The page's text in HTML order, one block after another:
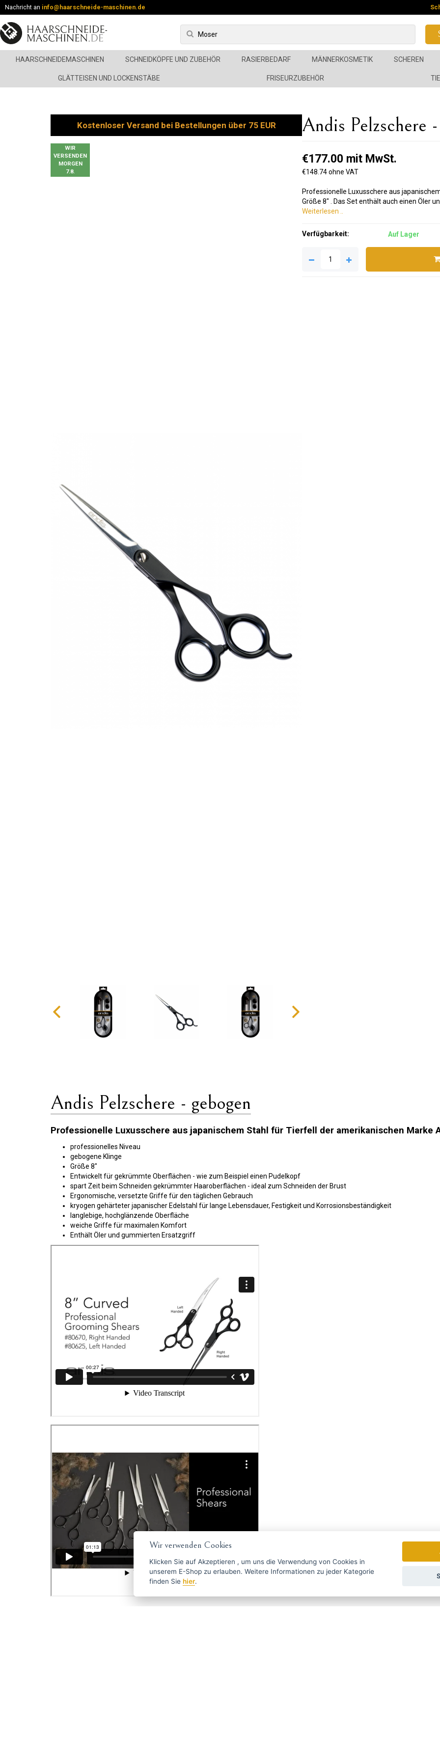
Nachricht an info@haarschneide-maschinen.de
HAARSCHNEIDEMASCHINEN SCHNEIDKÖPFE UND ZUBEHÖR RASIERBEDARF MÄNNERKOSMETIK SCHEREN
GLÄTTEISEN UND LOCKENSTÄBE FRISEURZUBEHÖR
Kostenloser Versand bei Bestellungen über 75 EUR
WIR
VERSENDEN
MORGEN
7.8.
Andis Pelzschere
€177.00 mit MwSt.
€148.74 ohne VAT
Professionelle Luxusschere aus
Größe 8" . Das Set enthält auch einen Öler
Weiterlesen ..
Verfügbarkeit: Auf Lager
Andis Pelzschere - gebogen
Professionelle Luxusschere aus japanischem Stahl für Tierfell der amerikanischen Marke
professionelles Niveau
gebogene Klinge
Größe 8"
Entwickelt für gekrümmte Oberflächen - wie zum Beispiel einen Pudelkopf
spart Zeit beim Schneiden gekrümmter Haaroberflächen - ideal zum Schneiden der Brust
Ergonomische, versetzte Griffe für den täglichen Gebrauch
kryogen gehärteter japanischer Edelstahl für lange Lebensdauer, Festigkeit und Korrosionsbeständigkeit
langlebige, hochglänzende Oberfläche
weiche Griffe für maximalen Komfort
Enthält Öler und gummierten Ersatzgriff
Wir verwenden Cookies
Klicken Sie auf Akzeptieren , um uns die Verwendung von Cookies in
unserem E-Shop zu erlauben. Weitere Informationen zu jeder Kategorie
finden Sie hier.